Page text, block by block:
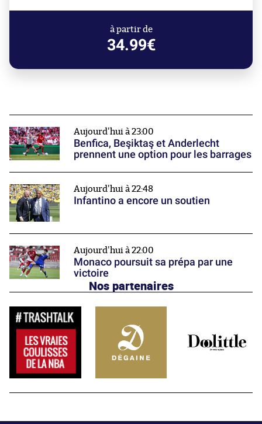
à partir de
34.99€
Aujourd'hui à 23:00
Benfica, Beşiktaş et Anderlecht
prennent une option pour les barrages
Aujourd'hui à 22:48
Infantino a encore un soutien
Aujourd'hui à 22:00
Monaco poursuit sa prépa par une
victoire
Nos partenaires